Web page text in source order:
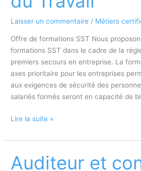
Laisser un commentaire / Métiers
Offre de formations SST Nous
formations SST dans le cadre de la
premiers secours en entreprise. La
axes prioritaire pour les entreprises
aux exigences de sécurité des
salariés formés seront en capacité de
Formations
–
Secouriste
Lire la suite »
Auditeur et